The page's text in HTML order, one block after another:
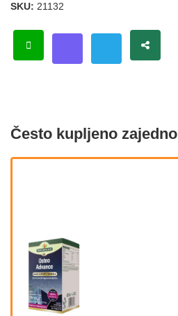
SKU: 21132
Često kupljeno zajedno